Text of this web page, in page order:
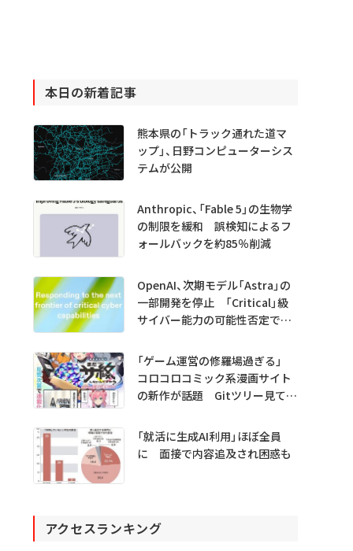
本日の新着記事
熊本県の「トラック通れた道マ
ップ」、日野コンピューターシス
テムが公開
Anthropic、「Fable 5」の生物学
の制限を緩和 誤検知によるフ
ォールバックを約85％削減
OpenAI、次期モデル「Astra」の
一部開発を停止 「Critical」級
サイバー能力の可能性否定でき
「ゲーム運営の修羅場過ぎる」
コロコロコミック系漫画サイト
の新作が話題 Gitツリー見てガ
「就活に生成AI利用」ほぼ全員
に 面接で内容追及され困惑も
アクセスランキング